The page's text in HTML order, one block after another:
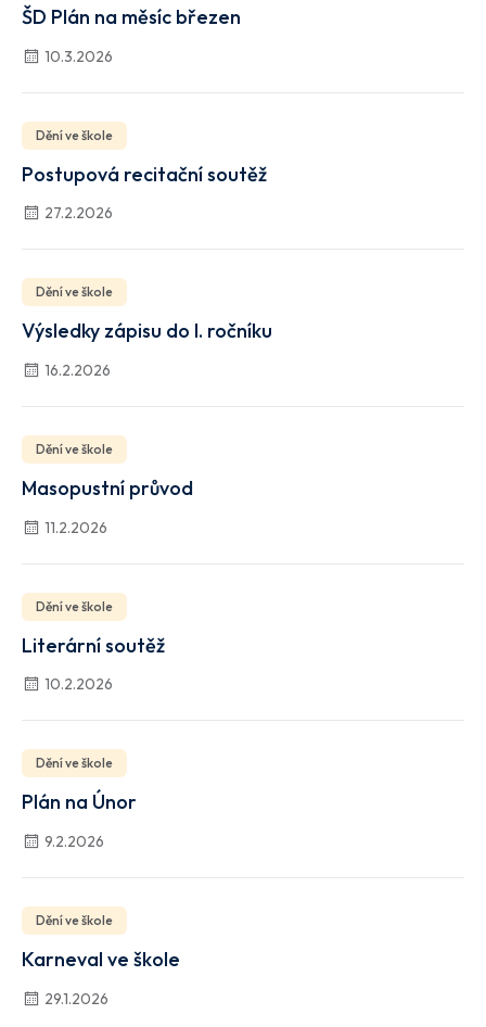
ŠD Plán na měsíc březen
10.3.2026
Dění ve škole
Postupová recitační soutěž
27.2.2026
Dění ve škole
Výsledky zápisu do I. ročníku
16.2.2026
Dění ve škole
Masopustní průvod
11.2.2026
Dění ve škole
Literární soutěž
10.2.2026
Dění ve škole
Plán na Únor
9.2.2026
Dění ve škole
Karneval ve škole
29.1.2026